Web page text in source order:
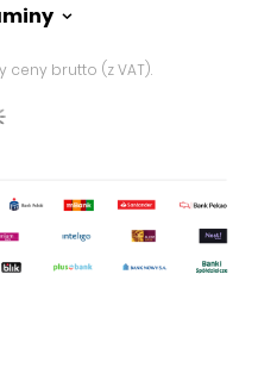
ceny brutto (z VAT).